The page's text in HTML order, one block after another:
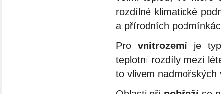
rozdílné klimatické
a přírodních
Pro vnitrozemíje
teplotní rozdíly mezi
to vlivem nadmořských